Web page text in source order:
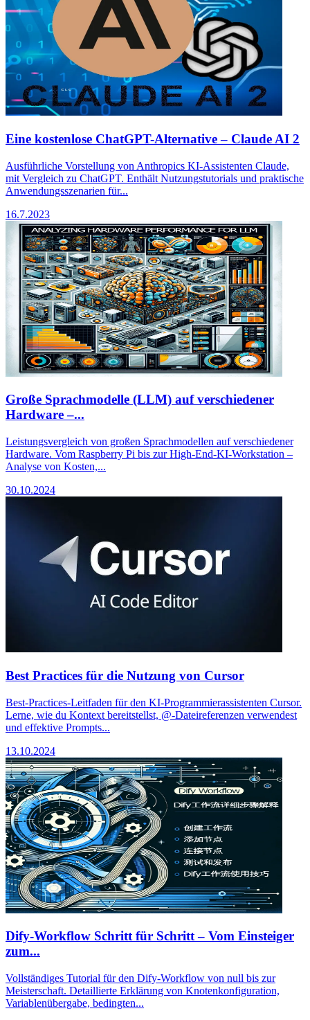
Eine kostenlose ChatGPT-Alternative – Claude AI 2
Ausführliche Vorstellung von Anthropics KI-Assistenten Claude,
mit Vergleich zu ChatGPT. Enthält Nutzungstutorials und praktische
Anwendungsszenarien für...
16.7.2023
Große Sprachmodelle (LLM) auf verschiedener
Hardware –...
Leistungsvergleich von großen Sprachmodellen auf verschiedener
Hardware. Vom Raspberry Pi bis zur High-End-KI-Workstation –
Analyse von Kosten,...
30.10.2024
Best Practices für die Nutzung von Cursor
Best-Practices-Leitfaden für den KI-Programmierassistenten Cursor.
Lerne, wie du Kontext bereitstellst, @-Dateireferenzen verwendest
und effektive Prompts...
13.10.2024
Dify-Workflow Schritt für Schritt – Vom Einsteiger
zum...
Vollständiges Tutorial für den Dify-Workflow von null bis zur
Meisterschaft. Detaillierte Erklärung von Knotenkonfiguration,
Variablenübergabe, bedingten...